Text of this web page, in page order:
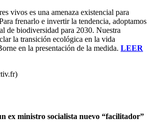
vivos es una amenaza existencial para
frenarlo e invertir la tendencia, adoptamos
de biodiversidad para 2030. Nuestra
la transición ecológica en la vida
en la presentación de la medida. LEER
ex ministro socialista nuevo “facilitador”